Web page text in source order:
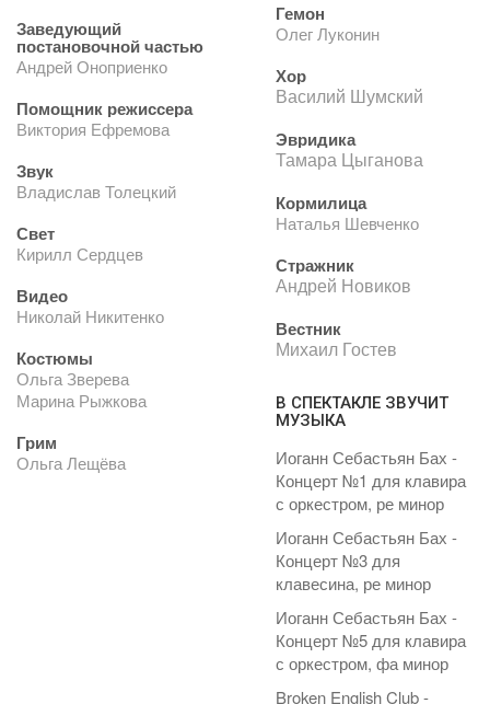
Заведующий
постановочной частью
Андрей Оноприенко
Помощник режиссера
Виктория Ефремова
Звук
Владислав Толецкий
Свет
Кирилл Сердцев
Видео
Николай Никитенко
Костюмы
Ольга Зверева
Марина Рыжкова
Грим
Ольга Лещёва
Гемон
Олег Луконин
Хор
Василий Шумский
Эвридика
Тамара Цыганова
Кормилица
Наталья Шевченко
Стражник
Андрей Новиков
Вестник
Михаил Гостев
В СПЕКТАКЛЕ ЗВУЧИТ
МУЗЫКА
Иоганн Себастьян Бах -
Концерт №1 для клавира
с оркестром, ре минор
Иоганн Себастьян Бах -
Концерт №3 для
клавесина, ре минор
Иоганн Себастьян Бах -
Концерт №5 для клавира
с оркестром, фа минор
Broken English Club -